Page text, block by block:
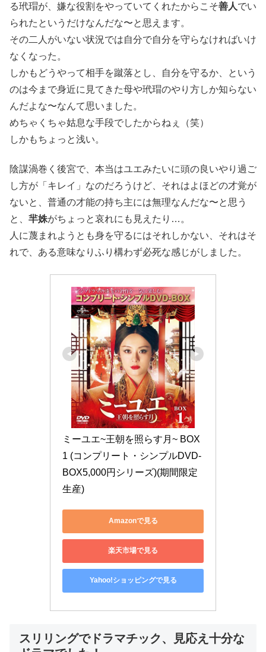
る玳瑁が、嫌な役割をやっていてくれたからこそ善人でい
られたというだけなんだな〜と思えます。
その二人がいない状況では自分で自分を守らなければいけ
なくなった。
しかもどうやって相手を蹴落とし、自分を守るか、という
のは今まで身近に見てきた母や玳瑁のやり方しか知らない
んだよな〜なんて思いました。
めちゃくちゃ姑息な手段でしたからねぇ（笑）
しかもちょっと浅い。
陰謀渦巻く後宮で、本当はユエみたいに頭の良いやり過ご
し方が「キレイ」なのだろうけど、それはよほどの才覚が
ないと、普通の才能の持ち主には無理なんだな〜と思う
と、 羋姝がちょっと哀れにも見えたり…。
人に蔑まれようとも身を守るにはそれしかない、それはそ
れで、ある意味なりふり構わず必死な感じがしました。
ミーユエ~王朝を照らす月~ BOX
1 (コンプリート・シンプルDVD‐
BOX5,000円シリーズ)(期間限定
生産)
Amazonで見る
楽天市場で見る
Yahoo!ショッピングで見る
スリリングでドラマチック、見応え十分な